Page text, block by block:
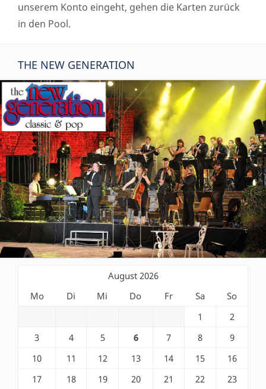
unserem Konto eingeht, gehen die Karten zurück
in den Pool.
THE NEW GENERATION
August 2026
Mo
Di Mi Do Fr Sa
So
1
2
3
4 5 6 7 8
9
10
11 12 13 14 15
16
17
18 19 20 21 22 23